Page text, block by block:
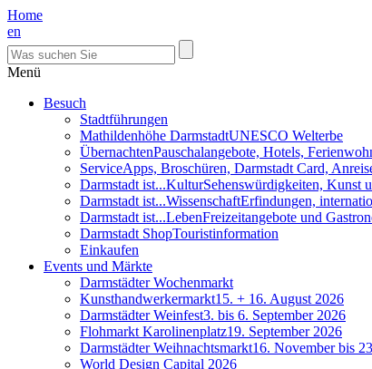
Home
en
Menü
Besuch
Stadtführungen
Mathildenhöhe DarmstadtUNESCO Welterbe
ÜbernachtenPauschalangebote, Hotels,
ServiceApps, Broschüren, Darmstadt Card,
Darmstadt ist...KulturSehenswürdigkeiten, Kunst
Darmstadt ist...WissenschaftErfindungen,
Darmstadt ist...LebenFreizeitangebote und
Darmstadt ShopTouristinformation
Einkaufen
Events und Märkte
Darmstädter Wochenmarkt
Kunsthandwerkermarkt15. + 16. August 2026
Darmstädter Weinfest3. bis 6. September 2026
Flohmarkt Karolinenplatz19. September 2026
Darmstädter Weihnachtsmarkt16. November bis
World Design Capital 2026